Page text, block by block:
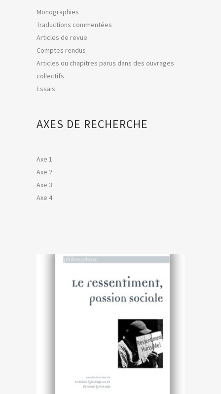
Monographies
Traductions commentées
Articles de revue
Comptes rendus
Articles ou chapitres parus dans des ouvrages
collectifs
Essais
AXES DE RECHERCHE
Axe 1
Axe 2
Axe 3
Axe 4